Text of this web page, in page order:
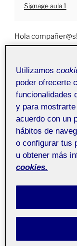
Signage aula 1
Hola compañer@s!
ejecutivo de mi
parque como el
apartados.
Espero que os
Utilizamos
poder ofrecerte
funcionalidades
y para
acuerdo con un
hábitos de
o configurar tus
u obtener más
cookies.